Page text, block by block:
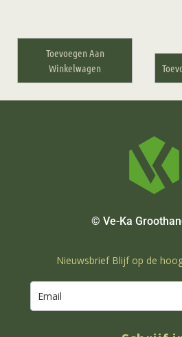
Toevoegen Aan
Winkelwagen
© Ve-Ka
Nieuwsbrief Blijf op de